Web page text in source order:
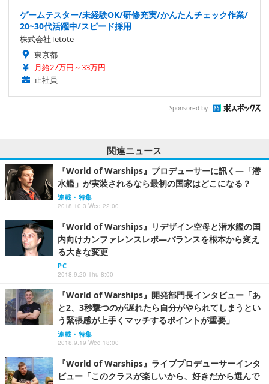
ゲームテスター/未経験OK/研修充実/かんたんチェック作業/
20~30代活躍中/スピード採用
株式会社Tetote
東京都
月給27万円～33万円
正社員
Sponsored by
関連ニュース
『World of Warships』プロデューサーに訊く―「潜
水艦」が実装されるなら最初の国家はどこになる？
連載・特集
2018.10.3 Wed 22:00
『World of Warships』リデザイン空母と潜水艦の国
内向けカンファレンスレポ―バランスを根本から変え
る大きな変更
PC
2018.9.20 Thu 8:00
『World of Warships』開発部門長インタビュー「あ
と2、3秒撃つのが遅れたら自分がやられてしまうとい
う緊張感が上手くマッチするポイントが重要」
連載・特集
2018.9.19 Wed 18:00
『World of Warships』ライブプロデューサーインタ
ビュー「このクラスが楽しいから、好きだから選んで